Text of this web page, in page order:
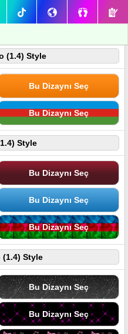
(1.4) Style
Bu Dizaynı Seç
Bu Dizaynı Seç
Style
Bu Dizaynı Seç
Bu Dizaynı Seç
Bu Dizaynı Seç
(1.4) Style
Bu Dizaynı Seç
Bu Dizaynı Seç